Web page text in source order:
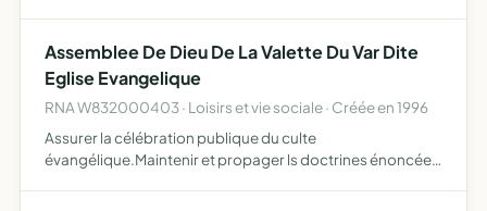
Assemblee De Dieu De La Valette Du Var Dite
Eglise Evangelique
RNA W832000403 · Loisirs et vie sociale · Créée en 1996
Assurer la célébration publique du culte
évangélique.Maintenir et propager ls doctrines énoncées